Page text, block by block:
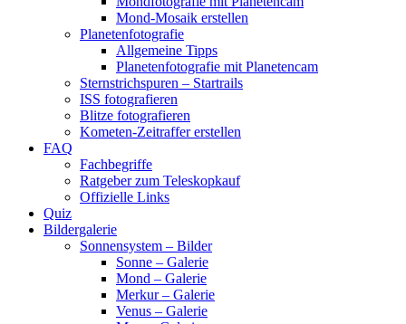
Mond-Mosaik erstellen
Planetenfotografie
Allgemeine Tipps
Planetenfotografie mit Planetencam
Sternstrichspuren – Startrails
ISS fotografieren
Blitze fotografieren
Kometen-Zeitraffer erstellen
FAQ
Fachbegriffe
Ratgeber zum Teleskopkauf
Offizielle Links
Quiz
Bildergalerie
Sonnensystem – Bilder
Sonne – Galerie
Mond – Galerie
Merkur – Galerie
Venus – Galerie